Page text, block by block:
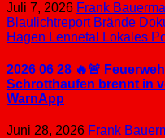
Juli 7, 2026 Frank
Blaulichtreport Brände
Hagen Lennetal Lokales
2026 06 28 🔥🚨
Schrotthaufen brennt in
WarnApp
Juni 28, 2026 Frank